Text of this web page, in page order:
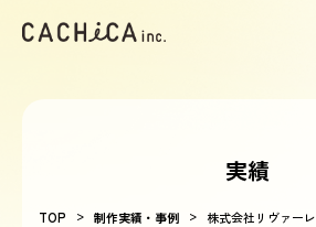
実績
TOP > 制作実績・事例 > 株式会社リヴァーレ